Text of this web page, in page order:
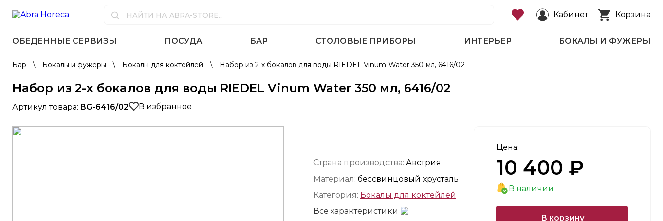
Кабинет Корзина
ОБЕДЕННЫЕ СЕРВИЗЫ ПОСУДА БАР СТОЛОВЫЕ ПРИБОРЫ ИНТЕРЬЕР БОКАЛЫ И ФУЖЕРЫ
Бар \ Бокалы и фужеры \ Бокалы для коктейлей \ Набор из 2-х бокалов для воды RIEDEL Vinum Water 350 мл, 6416/02
Набор из 2-х бокалов для воды RIEDEL Vinum Water 350 мл, 6416/02
Артикул товара: BG-6416/02 В избранное
Страна производства: Австрия
Материал: бессвинцовый хрусталь
Категория: Бокалы для коктейлей
Все характеристики
Цена:
10 400 ₽
В наличии
В корзину